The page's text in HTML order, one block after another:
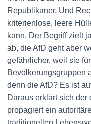
Republikaner. Und
kriterienlose, leere
kann. Der Begriff zielt
ab, die AfD geht aber
gefährlicher, weil sie
Bevölkerungsgruppen
denn die AfD? Es ist
Daraus erklärt sich der
propagiert ein
traditionellen